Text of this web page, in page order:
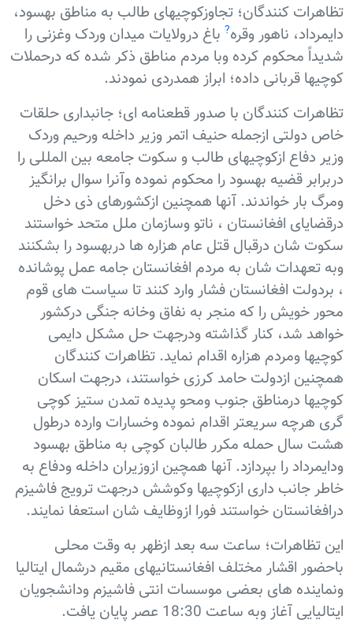
تظاهرات کنندگان؛ تجاوزکوچیهای طالب به مناطق بهسود،
دایمرداد، ناهور وقره? باغ درولایات میدان وردک وغزنی را
شدیداً محکوم کرده وبا مردم مناطق ذکر شده که درحملات
کوچیها قربانی داده؛ ابراز همدردی نمودند.
تظاهرات کنندگان با صدور قطعنامه ای؛ جانبداری حلقات
خاص دولتی ازجمله حنیف اتمر وزیر داخله ورحیم وردک
وزیر دفاع ازکوچیهای طالب و سکوت جامعه بین المللی را
دربرابر قضیه بهسود را محکوم نموده وآنرا سوال برانگیز
ومرگ بار خواندند. آنها همچنین ازکشورهای ذی دخل
درقضایای افغانستان ، ناتو وسازمان ملل متحد خواستند
سکوت شان درقبال قتل عام هزاره ها دربهسود را بشکنند
وبه تعهدات شان به مردم افغانستان جامه عمل پوشانده
، بردولت افغانستان فشار وارد کنند تا سیاست های قوم
محور خویش را که منجر به نفاق وخانه جنگی درکشور
خواهد شد، کنار گذاشته ودرجهت حل مشکل دایمی
کوچیها ومردم هزاره اقدام نماید. تظاهرات کنندگان
همچنین ازدولت حامد کرزی خواستند، درجهت اسکان
کوچیها درمناطق جنوب ومحو پدیده تمدن ستیز کوچی
گری هرچه سریعتر اقدام نموده وخسارات وارده درطول
هشت سال حمله مکرر طالبان کوچی به مناطق بهسود
ودایمرداد را بپردازد. آنها همچین ازوزیران داخله ودفاع به
خاطر جانب داری ازکوچیها وکوشش درجهت ترویج فاشیزم
درافغانستان خواستند فورا ازوظایف شان استعفا نمایند.
این تظاهرات؛ ساعت سه بعد ازظهر به وقت محلی
باحضور اقشار مختلف افغانستانیهای مقیم درشمال ایتالیا
ونماینده های بعضی موسسات انتی فاشیزم ودانشجویان
ایتالیایی آغاز وبه ساعت 18:30 عصر پایان یافت.